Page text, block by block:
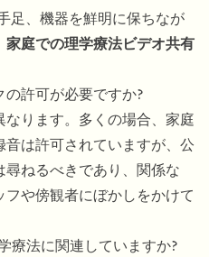
足、機器を鮮明に保ちなが
家庭での理学療法ビデオ共有
許可が必要ですか?
ります。多くの場合、家庭
は許可されていますが、公
ねるべきであり、関係な
や傍観者にぼかしをかけて
療法に関連していますか?